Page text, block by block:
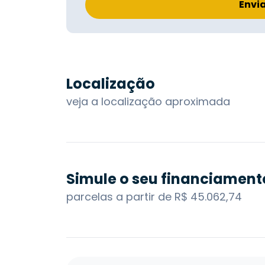
Localização
veja a localização aproximada
Simule o seu
parcelas a partir de R$ 45.062,74